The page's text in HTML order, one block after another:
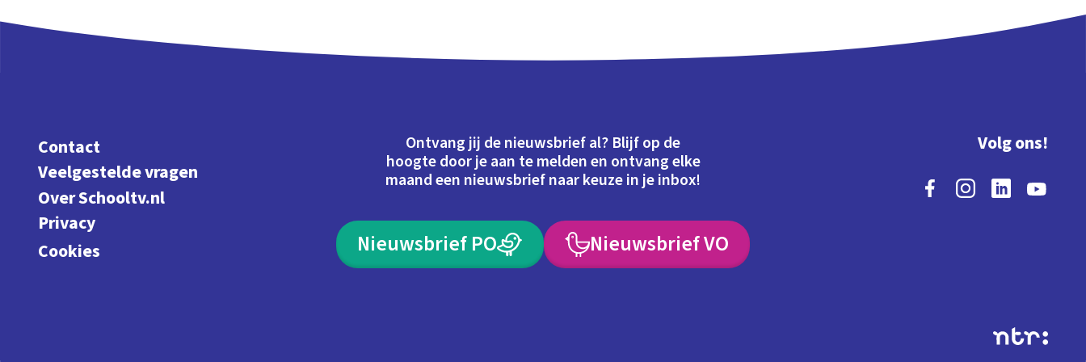
Contact
Veelgestelde vragen
Over Schooltv.nl
Privacy
Cookies
Ontvang jij de nieuwsbrief al? Blijf op de
hoogte door je aan te melden en ontvang elke
maand een nieuwsbrief naar keuze in je inbox!
Nieuwsbrief PO Nieuwsbrief VO
Volg ons!